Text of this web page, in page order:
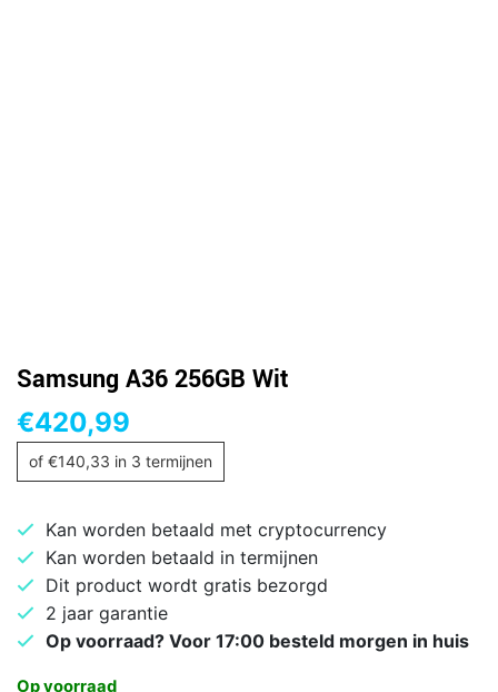
Samsung A36 256GB Wit
€420,99
of €140,33 in 3 termijnen
Kan worden betaald met cryptocurrency
Kan worden betaald in termijnen
Dit product wordt gratis bezorgd
2 jaar garantie
Op voorraad? Voor 17:00 besteld morgen in huis
Op voorraad